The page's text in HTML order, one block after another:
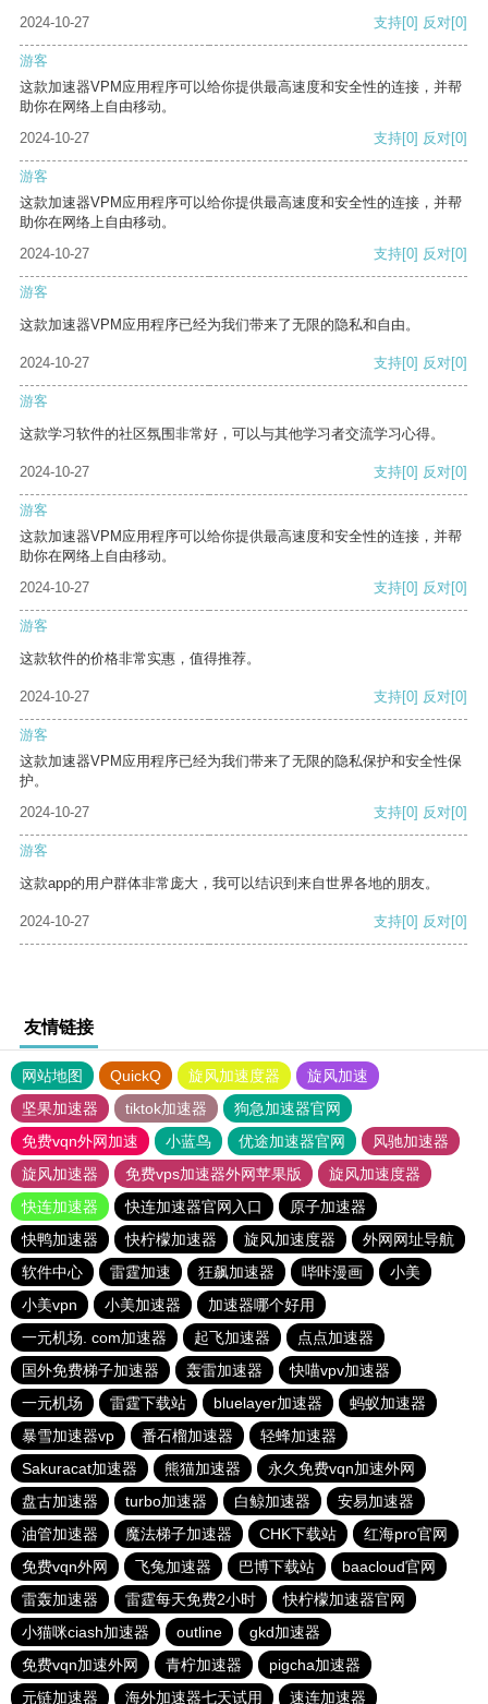
2024-10-27 支持[0] 反对[0]
游客
这款加速器VPM应用程序可以给你提供最高速度和安全性的连接，并帮
助你在网络上自由移动。
2024-10-27
支持[0] 反对[0]
游客
这款加速器VPM应用程序可以给你提供最高速度和安全性的连接，并帮
助你在网络上自由移动。
2024-10-27
支持[0] 反对[0]
游客
这款加速器VPM应用程序已经为我们带来了无限的隐私和自由。
2024-10-27 支持[0] 反对[0]
游客
这款学习软件的社区氛围非常好，可以与其他学习者交流学习心得。
2024-10-27 支持[0] 反对[0]
游客
这款加速器VPM应用程序可以给你提供最高速度和安全性的连接，并帮
助你在网络上自由移动。
2024-10-27
支持[0] 反对[0]
游客
这款软件的价格非常实惠，值得推荐。
2024-10-27 支持[0] 反对[0]
游客
这款加速器VPM应用程序已经为我们带来了无限的隐私保护和安全性保
护。
2024-10-27
支持[0] 反对[0]
游客
这款app的用户群体非常庞大，我可以结识到来自世界各地的朋友。
2024-10-27 支持[0] 反对[0]
友情链接
网站地图 QuickQ 旋风加速度器
旋风加速
坚果加速器
tiktok加速器
狗急加速器官网
免费vqn外网加速
小蓝鸟 优途加速器官网
风驰加速器
旋风加速器
免费vps加速器外网苹果版
旋风加速度器
快连加速器
快连加速器官网入口
原子加速器
快鸭加速器
快柠檬加速器 旋风加速度器
外网网址导航
软件中心
雷霆加速 狂飙加速器 哔咔漫画
小美
小美vpn
小美加速器
加速器哪个好用
一元机场. com加速器
起飞加速器
点点加速器
国外免费梯子加速器
轰雷加速器
快喵vpv加速器
一元机场
雷霆下载站 bluelayer加速器
蚂蚁加速器
暴雪加速器vp
番石榴加速器
轻蜂加速器
Sakuracat加速器
熊猫加速器
永久免费vqn加速外网
盘古加速器
turbo加速器 白鲸加速器
安易加速器
油管加速器
魔法梯子加速器 CHK下载站
红海pro官网
免费vqn外网
飞兔加速器 巴博下载站
baacloud官网
雷轰加速器
雷霆每天免费2小时
快柠檬加速器官网
小猫咪ciash加速器
outline
gkd加速器
免费vqn加速外网
青柠加速器
pigcha加速器
元链加速器
海外加速器七天试用 速连加速器